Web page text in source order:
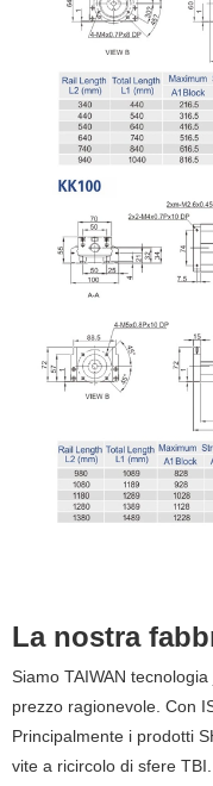
La nostra
Siamo TAIWAN
prezzo ragionevole. Con
Principalmente i prodotti
vite a ricircolo di sfere